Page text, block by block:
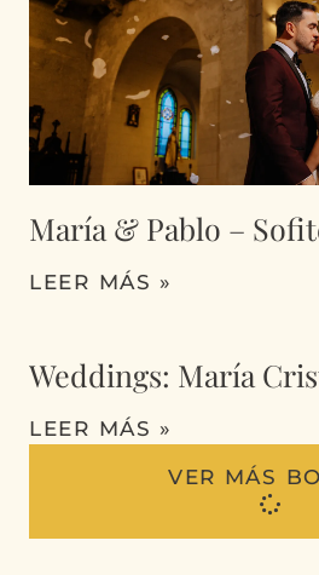
María & Pablo –
LEER MÁS »
Weddings: María
LEER MÁS »
VER MÁS